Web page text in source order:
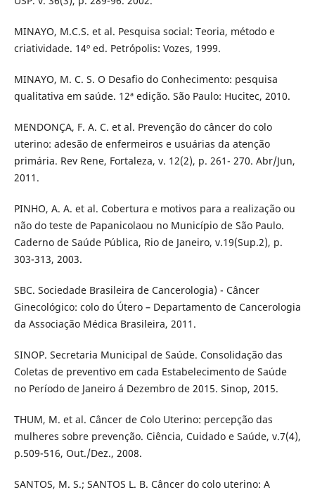
MINAYO, M.C.S. et al. Pesquisa social: Teoria, método e
criatividade. 14º ed. Petrópolis: Vozes, 1999.
MINAYO, M. C. S. O Desafio do Conhecimento: pesquisa
qualitativa em saúde. 12ª edição. São Paulo: Hucitec, 2010.
MENDONÇA, F. A. C. et al. Prevenção do câncer do colo
uterino: adesão de enfermeiros e usuárias da atenção
primária. Rev Rene, Fortaleza, v. 12(2), p. 261- 270. Abr/Jun,
2011.
PINHO, A. A. et al. Cobertura e motivos para a realização ou
não do teste de Papanicolaou no Município de São Paulo.
Caderno de Saúde Pública, Rio de Janeiro, v.19(Sup.2), p.
303-313, 2003.
SBC. Sociedade Brasileira de Cancerologia) - Câncer
Ginecológico: colo do Útero – Departamento de Cancerologia
da Associação Médica Brasileira, 2011.
SINOP. Secretaria Municipal de Saúde. Consolidação das
Coletas de preventivo em cada Estabelecimento de Saúde
no Período de Janeiro á Dezembro de 2015. Sinop, 2015.
THUM, M. et al. Câncer de Colo Uterino: percepção das
mulheres sobre prevenção. Ciência, Cuidado e Saúde, v.7(4),
p.509-516, Out./Dez., 2008.
SANTOS, M. S.; SANTOS L. B. Câncer do colo uterino: A